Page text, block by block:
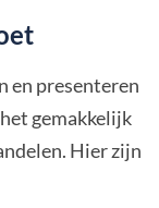
en presenteren
gemakkelijk
Hier zijn